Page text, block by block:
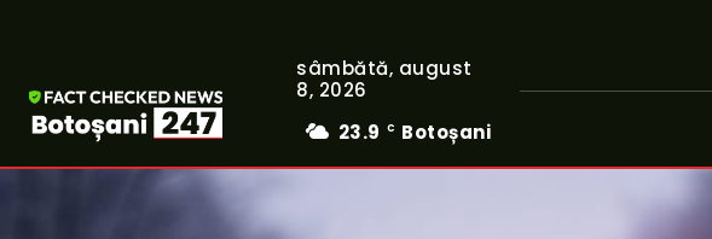
sâmbătă, august
8, 2026
23.9
C Botoșani